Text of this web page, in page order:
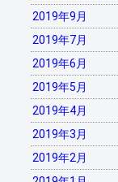
2019年9月
2019年7月
2019年6月
2019年5月
2019年4月
2019年3月
2019年2月